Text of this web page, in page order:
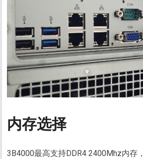
内存选择
3B4000最高支持DDR4 2400Mhz内存，